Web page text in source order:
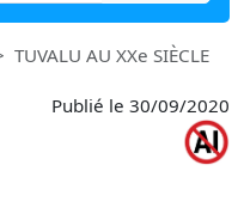
TUVALU AU XXe SIÈCLE
Publié le 30/09/2020